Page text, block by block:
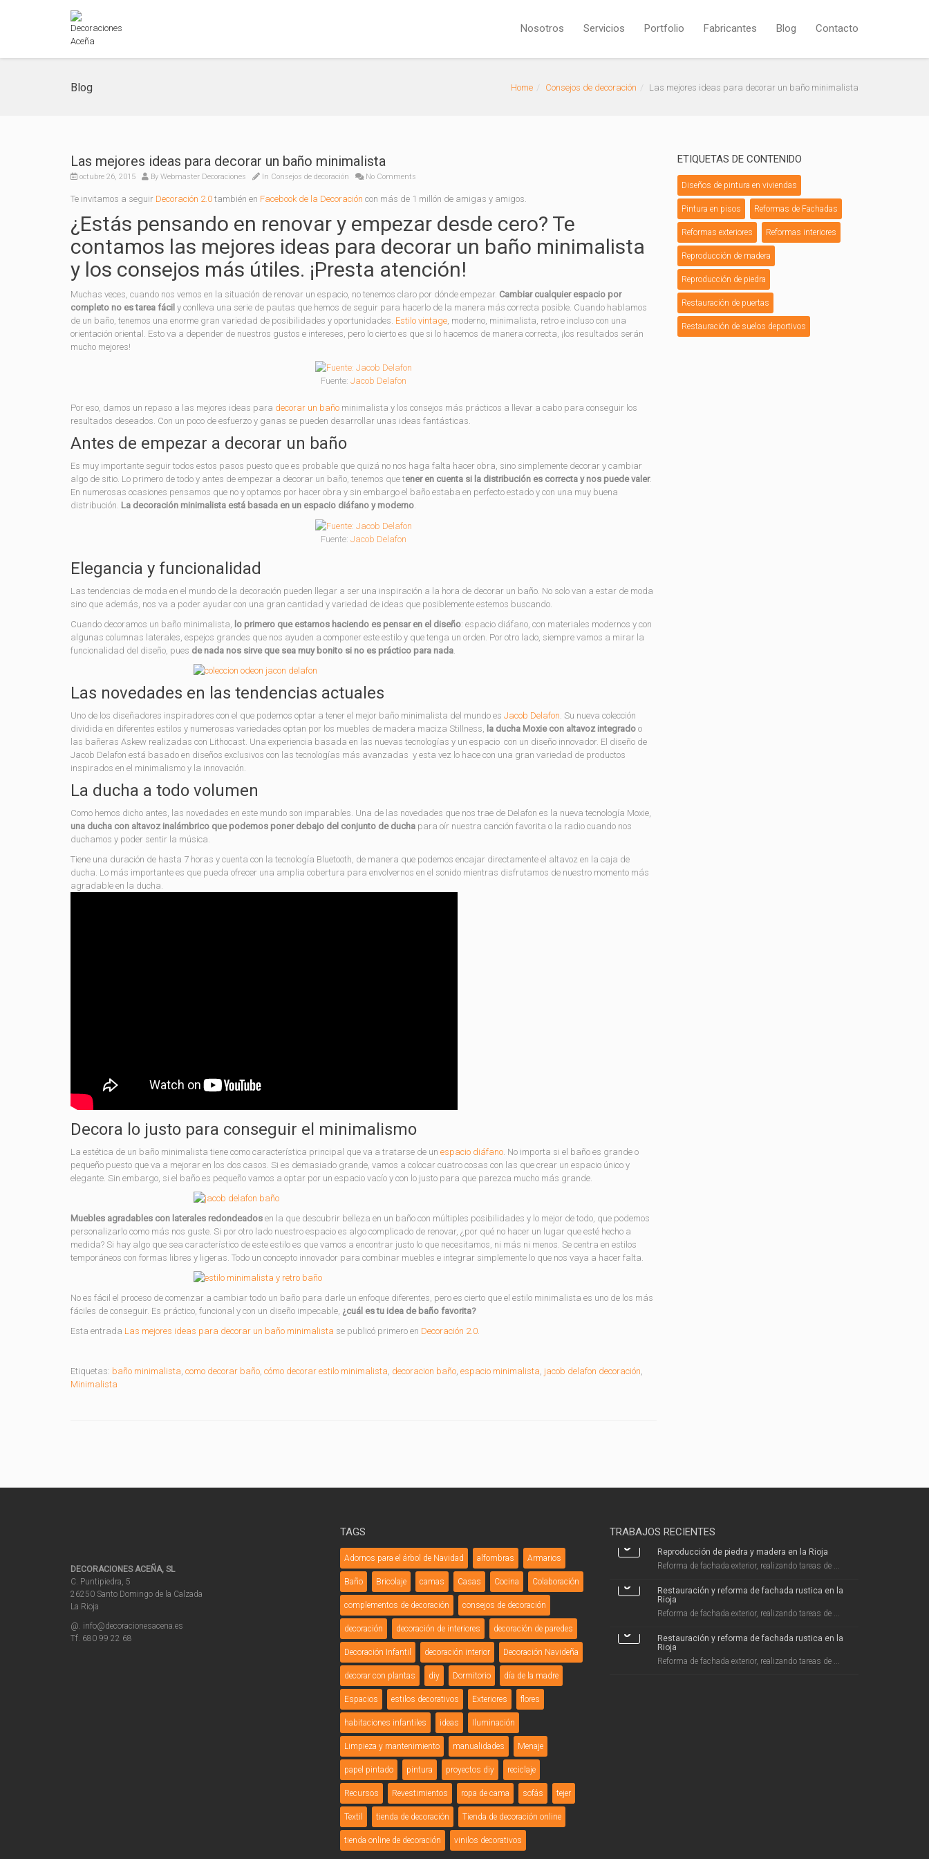
Nosotros Servicios Portfolio Fabricantes Blog Contacto
Blog Home Consejos de decoración Las mejores ideas para decorar un baño minimalista
Las mejores ideas para decorar un baño minimalista
octubre 26, 2015 By Webmaster Decoraciones In Consejos de decoración No Comments
Te invitamos a seguir Decoración 2.0 también en Facebook de la Decoración con más de 1 millón de amigas y amigos.
¿Estás pensando en renovar y empezar desde cero? Te
contamos las mejores ideas para decorar un baño minimalista
y los consejos más útiles. ¡Presta atención!
Muchas veces, cuando nos vemos en la situación de renovar un espacio, no tenemos claro por dónde empezar. Cambiar cualquier espacio por
completo no es tarea fácil y conlleva una serie de pautas que hemos de seguir para hacerlo de la manera más correcta posible. Cuando hablamos
de un baño, tenemos una enorme gran variedad de posibilidades y oportunidades. Estilo vintage, moderno, minimalista, retro e incluso con una
orientación oriental. Esto va a depender de nuestros gustos e intereses, pero lo cierto es que si lo hacemos de manera correcta, ¡los resultados serán
mucho mejores!
Fuente: Jacob Delafon
Por eso, damos un repaso a las mejores ideas para decorar un baño minimalista y los consejos más prácticos a llevar a cabo para conseguir los
resultados deseados. Con un poco de esfuerzo y ganas se pueden desarrollar unas ideas fantásticas.
Antes de empezar a decorar un baño
Es muy importante seguir todos estos pasos puesto que es probable que quizá no nos haga falta hacer obra, sino simplemente decorar y cambiar
algo de sitio. Lo primero de todo y antes de empezar a decorar un baño, tenemos que tener en cuenta si la distribución es correcta y nos puede valer.
En numerosas ocasiones pensamos que no y optamos por hacer obra y sin embargo el baño estaba en perfecto estado y con una muy buena
distribución. La decoración minimalista está basada en un espacio diáfano y moderno.
Fuente: Jacob Delafon
Elegancia y funcionalidad
Las tendencias de moda en el mundo de la decoración pueden llegar a ser una inspiración a la hora de decorar un baño. No solo van a estar de moda
sino que además, nos va a poder ayudar con una gran cantidad y variedad de ideas que posiblemente estemos buscando.
Cuando decoramos un baño minimalista, lo primero que estamos haciendo es pensar en el diseño: espacio diáfano, con materiales modernos y con
algunas columnas laterales, espejos grandes que nos ayuden a componer este estilo y que tenga un orden. Por otro lado, siempre vamos a mirar la
funcionalidad del diseño, pues de nada nos sirve que sea muy bonito si no es práctico para nada.
Las novedades en las tendencias actuales
Uno de los diseñadores inspiradores con el que podemos optar a tener el mejor baño minimalista del mundo es Jacob Delafon. Su nueva colección
dividida en diferentes estilos y numerosas variedades optan por los muebles de madera maciza Stillness, la ducha Moxie con altavoz integrado o
las bañeras Askew realizadas con Lithocast. Una experiencia basada en las nuevas tecnologías y un espacio con un diseño innovador. El diseño de
Jacob Delafon está basado en diseños exclusivos con las tecnologías más avanzadas y esta vez lo hace con una gran variedad de productos
inspirados en el minimalismo y la innovación.
La ducha a todo volumen
Como hemos dicho antes, las novedades en este mundo son imparables. Una de las novedades que nos trae de Delafon es la nueva tecnología Moxie,
una ducha con altavoz inalámbrico que podemos poner debajo del conjunto de ducha para oír nuestra canción favorita o la radio cuando nos
duchamos y poder sentir la música.
Tiene una duración de hasta 7 horas y cuenta con la tecnología Bluetooth, de manera que podemos encajar directamente el altavoz en la caja de
ducha. Lo más importante es que pueda ofrecer una amplia cobertura para envolvernos en el sonido mientras disfrutamos de nuestro momento más
agradable en la ducha.
Decora lo justo para conseguir el minimalismo
La estética de un baño minimalista tiene como característica principal que va a tratarse de un espacio diáfano. No importa si el baño es grande o
pequeño puesto que va a mejorar en los dos casos. Si es demasiado grande, vamos a colocar cuatro cosas con las que crear un espacio único y
elegante. Sin embargo, si el baño es pequeño vamos a optar por un espacio vacío y con lo justo para que parezca mucho más grande.
Muebles agradables con laterales redondeados en la que descubrir belleza en un baño con múltiples posibilidades y lo mejor de todo, que podemos
personalizarlo como más nos guste. Si por otro lado nuestro espacio es algo complicado de renovar, ¿por qué no hacer un lugar que esté hecho a
medida? Si hay algo que sea característico de este estilo es que vamos a encontrar justo lo que necesitamos, ni más ni menos. Se centra en estilos
temporáneos con formas libres y ligeras. Todo un concepto innovador para combinar muebles e integrar simplemente lo que nos vaya a hacer falta.
No es fácil el proceso de comenzar a cambiar todo un baño para darle un enfoque diferentes, pero es cierto que el estilo minimalista es uno de los más
fáciles de conseguir. Es práctico, funcional y con un diseño impecable, ¿cuál es tu idea de baño favorita?
Esta entrada Las mejores ideas para decorar un baño minimalista se publicó primero en Decoración 2.0.
Etiquetas: baño minimalista, como decorar baño, cómo decorar estilo minimalista, decoracion baño, espacio minimalista, jacob delafon decoración,
Minimalista
ETIQUETAS DE CONTENIDO
Diseños de pintura en viviendas
Pintura en pisos Reformas de Fachadas
Reformas exteriores Reformas interiores
Reproducción de madera
Reproducción de piedra
Restauración de puertas
Restauración de suelos deportivos
DECORACIONES ACEÑA, SL
C. Puntipiedra, 5
26250 Santo Domingo de la Calzada
La Rioja
@. info@decoracionesacena.es
Tf. 680 99 22 68
TAGS
Adornos para el árbol de Navidad alfombras Armarios
Baño Bricolaje camas Casas Cocina Colaboración
complementos de decoración consejos de decoración
decoración decoración de interiores decoración de paredes
Decoración Infantil decoración interior Decoración Navideña
decorar con plantas diy Dormitorio día de la madre
Espacios estilos decorativos Exteriores flores
habitaciones infantiles ideas Iluminación
Limpieza y mantenimiento manualidades Menaje
papel pintado pintura proyectos diy reciclaje
Recursos Revestimientos ropa de cama sofás tejer
Textil tienda de decoración Tienda de decoración online
tienda online de decoración vinilos decorativos
TRABAJOS RECIENTES
Reproducción de piedra y madera en la Rioja
Reforma de fachada exterior, realizando tareas de ...
Restauración y reforma de fachada rustica en la
Rioja
Reforma de fachada exterior, realizando tareas de ...
Restauración y reforma de fachada rustica en la
Rioja
Reforma de fachada exterior, realizando tareas de ...